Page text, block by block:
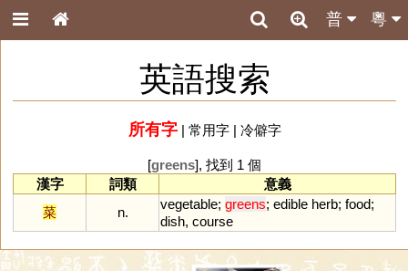
粵
普
英語搜索
所有字| 常用字| 冷僻字
[greens], 找到 1 個
漢字
詞類
意義
菜
n.
vegetable; greens; edible herb; food;
dish, course